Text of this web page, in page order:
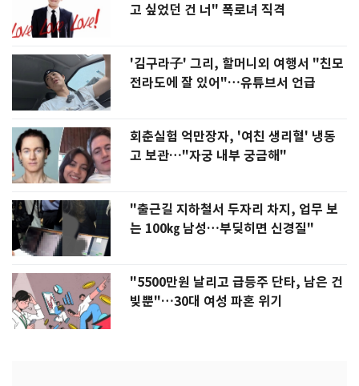
고 싶었던 건 너" 폭로녀 직격
'김구라子' 그리, 할머니외 여행서 "친모
전라도에 잘 있어"…유튜브서 언급
회춘실험 억만장자, '여친 생리혈' 냉동
고 보관…"자궁 내부 궁금해"
"출근길 지하철서 두자리 차지, 업무 보
는 100㎏ 남성…부딪히면 신경질"
"5500만원 날리고 급등주 단타, 남은 건
빚뿐"…30대 여성 파혼 위기